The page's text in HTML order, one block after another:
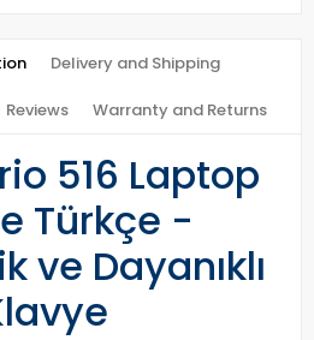
Delivery and Shipping
Reviews Warranty and Returns
516 Laptop
Türkçe -
ve Dayanıklı